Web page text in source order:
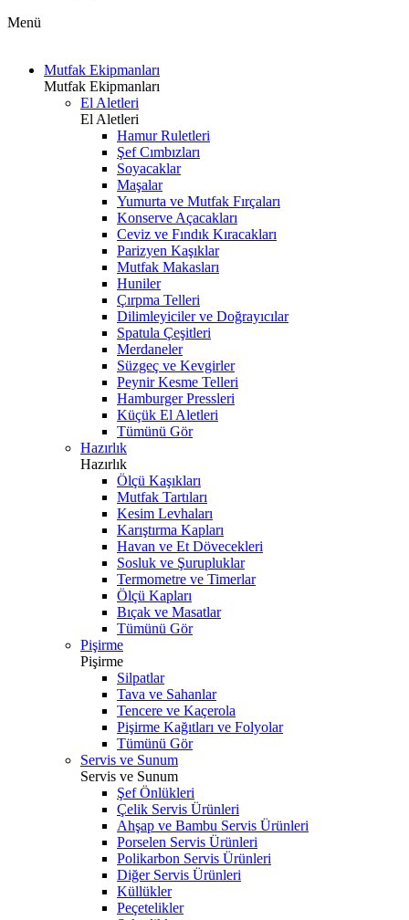
Menü
Mutfak Ekipmanları
Mutfak Ekipmanları
El Aletleri
El Aletleri
Hamur Ruletleri
Şef Cımbızları
Soyacaklar
Maşalar
Yumurta ve Mutfak Fırçaları
Konserve Açacakları
Ceviz ve Fındık Kıracakları
Parizyen Kaşıklar
Mutfak Makasları
Huniler
Çırpma Telleri
Dilimleyiciler ve Doğrayıcılar
Spatula Çeşitleri
Merdaneler
Süzgeç ve Kevgirler
Peynir Kesme Telleri
Hamburger Pressleri
Küçük El Aletleri
Tümünü Gör
Hazırlık
Hazırlık
Ölçü Kaşıkları
Mutfak Tartıları
Kesim Levhaları
Karıştırma Kapları
Havan ve Et Dövecekleri
Sosluk ve Şurupluklar
Termometre ve Timerlar
Ölçü Kapları
Bıçak ve Masatlar
Tümünü Gör
Pişirme
Pişirme
Silpatlar
Tava ve Sahanlar
Tencere ve Kaçerola
Pişirme Kağıtları ve Folyolar
Tümünü Gör
Servis ve Sunum
Servis ve Sunum
Şef Önlükleri
Çelik Servis Ürünleri
Ahşap ve Bambu Servis Ürünleri
Porselen Servis Ürünleri
Polikarbon Servis Ürünleri
Diğer Servis Ürünleri
Küllükler
Peçetelikler